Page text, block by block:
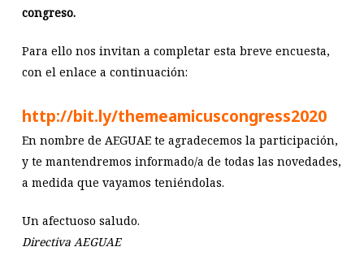
congreso.
Para ello nos invitan a completar esta breve encuesta,
con el enlace a continuación:
http://bit.ly/themeamicuscongress2020
En nombre de AEGUAE te agradecemos la participación,
y te mantendremos informado/a de todas las novedades,
a medida que vayamos teniéndolas.
Un afectuoso saludo.
Directiva AEGUAE